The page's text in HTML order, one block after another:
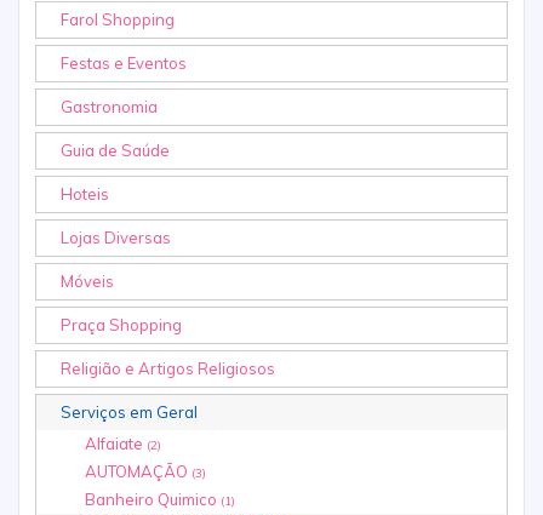
Farol Shopping
Festas e Eventos
Gastronomia
Guia de Saúde
Hoteis
Lojas Diversas
Móveis
Praça Shopping
Religião e Artigos Religiosos
Serviços em Geral
Alfaiate (2)
AUTOMAÇÃO (3)
Banheiro Quimico (1)